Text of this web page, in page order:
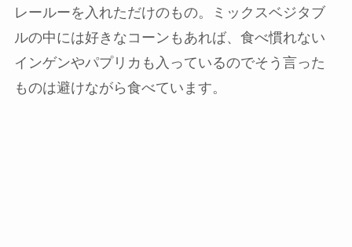
レールーを入れただけのもの。ミックスベジタブ
ルの中には好きなコーンもあれば、食べ慣れない
インゲンやパプリカも入っているのでそう言った
ものは避けながら食べています。